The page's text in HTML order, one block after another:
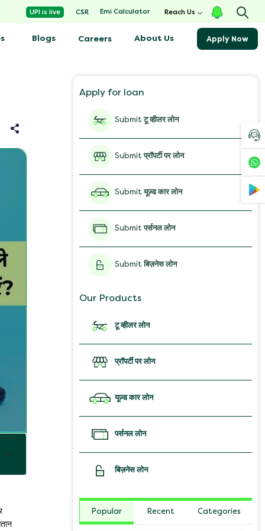
Apply for loan
Submitटू व्हीलर लोन
Submitप्रॉपर्टी पर लोन
Submitयूज़्ड कार लोन
Submitपर्सनल लोन
Submitबिज़नेस लोन
Our Products
टू व्हीलर लोन
प्रॉपर्टी पर लोन
यूज़्ड कार लोन
पर्सनल लोन
बिज़नेस लोन
Popular Recent Categories
UPI is live CSR Emi Calculator Reach Us
Blogs Careers About Us Apply Now